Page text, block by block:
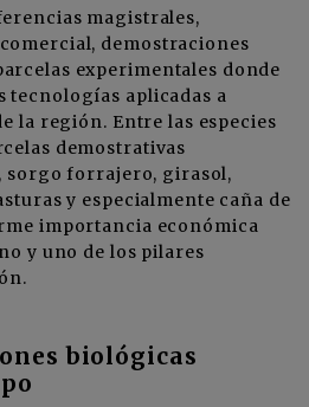
magistrales,
demostraciones
experimentales donde
tecnologías aplicadas a
la región. Entre las especies
demostrativas
sorgo forrajero, girasol,
y especialmente caña de
importancia económica
y uno de los pilares
biológicas